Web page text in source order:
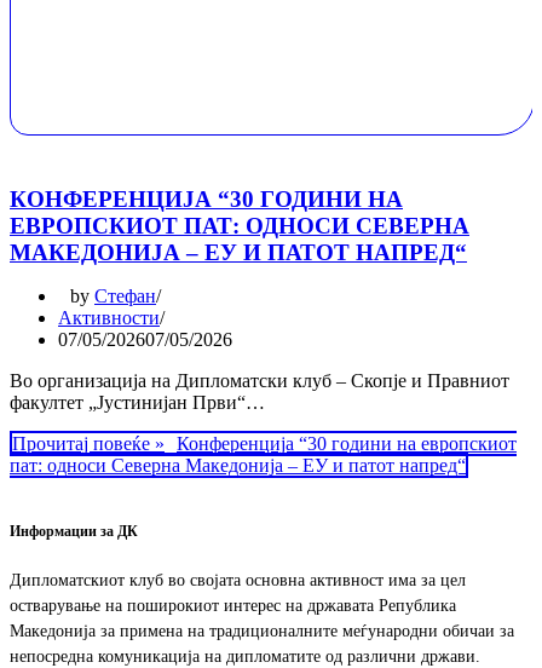
КОНФЕРЕНЦИЈА “30 ГОДИНИ НА
ЕВРОПСКИОТ ПАТ: ОДНОСИ СЕВЕРНА
МАКЕДОНИЈА – ЕУ И ПАТОТ НАПРЕД“
by Стефан
Активности
07/05/202607/05/2026
Во организација на Дипломатски клуб – Скопје и Правниот
факултет „Јустинијан Први“…
Прочитај повеќе »
Конференција “30 години на европскиот
пат: односи Северна Македонија – ЕУ и патот напред“
Информации за ДК
Дипломатскиот клуб во својата основна активност има за цел
остварување на поширокиот интерес на државата Република
Македонија за примена на традиционалните меѓународни обичаи за
непосредна комуникација на дипломатите од различни држави.